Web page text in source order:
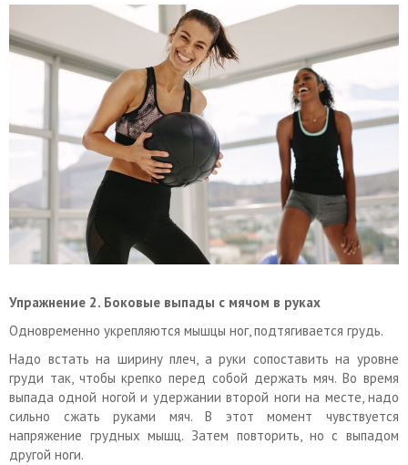
Упражнение 2. Боковые выпады с мячом в руках
Одновременно укрепляются мышцы ног, подтягивается грудь.
Надо встать на ширину плеч, а руки сопоставить на уровне
груди так, чтобы крепко перед собой держать мяч. Во время
выпада одной ногой и удержании второй ноги на месте, надо
сильно сжать руками мяч. В этот момент чувствуется
напряжение грудных мышц. Затем повторить, но с выпадом
другой ноги.